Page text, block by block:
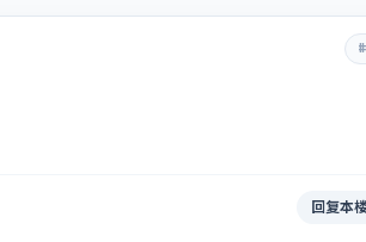
回复本楼